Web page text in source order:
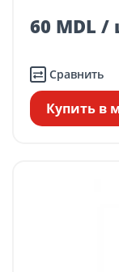
60 MDL /
Сравнить
Купить в